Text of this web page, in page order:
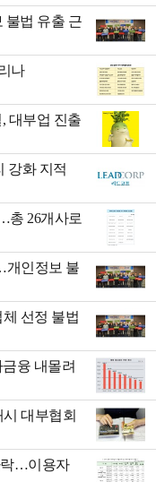
불법 유출 근
나
대부업 진출
강화 지적
총 26개사로
개인정보 불
선정 불법
융 내몰려
대부협회
락…이용자